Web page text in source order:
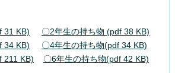
31 KB)
〇2年生の持ち物 (pdf 38 KB)
34 KB)
〇4年生の持ち物(pdf 34 KB)
211 KB)
〇6年生の持ち物(pdf 42 KB)